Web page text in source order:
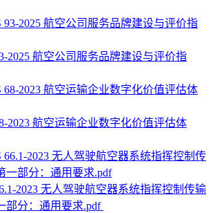
2025 航空公司服务品牌建设与评价指
2023 航空运输企业数字化价值评估体
2023 无人驾驶航空器系统指挥控制传输
部分：通用要求.pdf